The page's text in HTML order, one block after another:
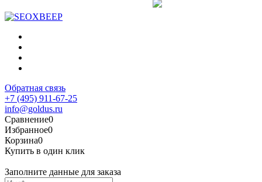
Обратная связь
+7 (495) 911-67-25
info@goldus.ru
Сравнение0
Избранное0
Корзина0
Купить в один клик
Заполните данные для заказа